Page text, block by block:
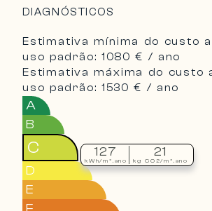
DIAGNÓSTICOS
Estimativa mínima do custo
uso padrão: 1080 € / ano
Estimativa máxima do custo
uso padrão: 1530 € / ano
A
B
C
D
E
127
kWh/m².ano
21
kg CO2/m².ano